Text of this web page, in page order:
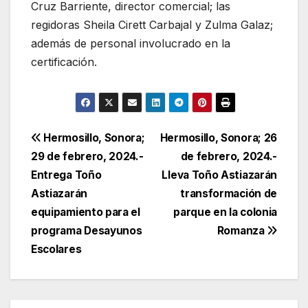
Cruz Barriente, director comercial; las
regidoras Sheila Cirett Carbajal y Zulma Galaz;
además de personal involucrado en la
certificación.
Navegación
de
entradas
Hermosillo, Sonora; 26
de febrero, 2024.-
Lleva Toño Astiazarán
transformación de
parque en la colonia
Romanza
Hermosillo, Sonora;
29 de febrero, 2024.-
Entrega Toño
Astiazarán
equipamiento para el
programa Desayunos
Escolares